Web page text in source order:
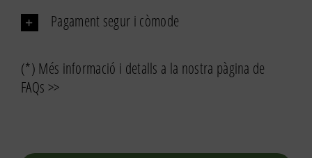
Pagament segur i còmode
(*) Més informació i detalls a la nostra pàgina de
FAQs >>